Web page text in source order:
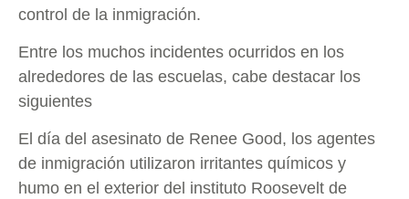
control de la inmigración.
Entre los muchos incidentes ocurridos en los
alrededores de las escuelas, cabe destacar los
siguientes
El día del asesinato de Renee Good, los agentes
de inmigración utilizaron irritantes químicos y
humo en el exterior del instituto Roosevelt de